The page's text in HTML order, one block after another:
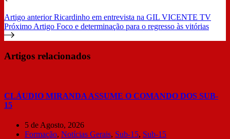
Artigo anteriorRicardinho em entrevista na GIL VICENTE TV
Próximo Artigo Foco e determinação para o regresso às vitórias
Artigos relacionados
CLÁUDIO MIRANDA ASSUME O COMANDO DOS SUB-
15
5 de Agosto, 2026
Formação, Notícias Gerais, Sub-15, Sub-15